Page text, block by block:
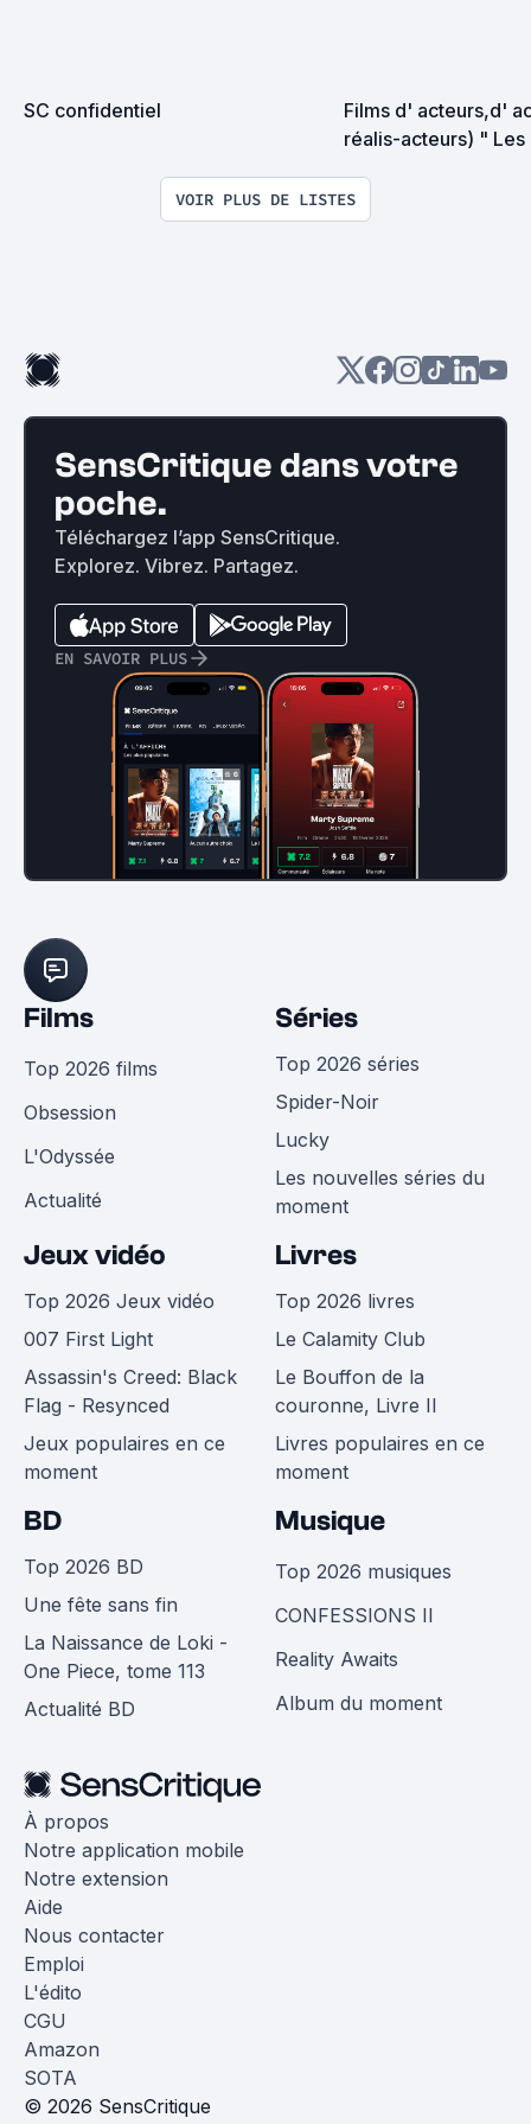
SC confidentiel
Films d' acteurs,d'
réalis-acteurs) " Les
VOIR PLUS DE LISTES
SensCritique dans votre
poche.
Téléchargez l’app SensCritique.
Explorez. Vibrez. Partagez.
EN SAVOIR PLUS
Films
Top 2026 films
Obsession
L'Odyssée
Actualité
Séries
Top 2026 séries
Spider-Noir
Lucky
Les nouvelles séries du
moment
Jeux vidéo
Top 2026 Jeux vidéo
007 First Light
Assassin's Creed: Black
Flag - Resynced
Jeux populaires en ce
moment
Livres
Top 2026 livres
Le Calamity Club
Le Bouffon de la
couronne, Livre II
Livres populaires en ce
moment
BD
Top 2026 BD
Une fête sans fin
La Naissance de Loki -
One Piece, tome 113
Actualité BD
Musique
Top 2026 musiques
CONFESSIONS II
Reality Awaits
Album du moment
À propos
Notre application mobile
Notre extension
Aide
Nous contacter
Emploi
L'édito
CGU
Amazon
SOTA
© 2026 SensCritique